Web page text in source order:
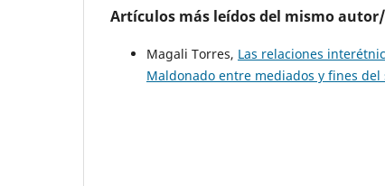
Artículos más leídos del mismo
Magali Torres, Las relaciones
Maldonado entre mediados y fines del